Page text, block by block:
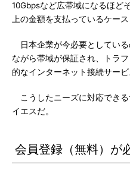
10Gbpsなど広帯域になるほど
上の金額を支払っているケース
日本企業が今必要としてい
ながら帯域が保証され、トラ
的なインターネット接続サービ
こうしたニーズに対応でき
イエスだ。
会員登録（無料）が